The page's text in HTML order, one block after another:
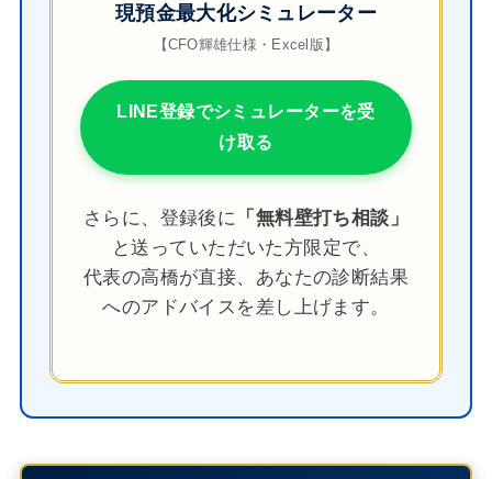
現預金最大化シミュレーター
【CFO輝雄仕様・Excel版】
LINE登録でシミュレーターを受
け取る
さらに、登録後に 「無料壁打ち相談」
と送っていただいた方限定で、
代表の高橋が直接、あなたの診断結果
へのアドバイスを差し上げます。